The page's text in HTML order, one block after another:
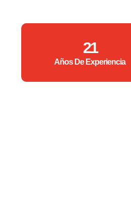
21
Años De Experiencia